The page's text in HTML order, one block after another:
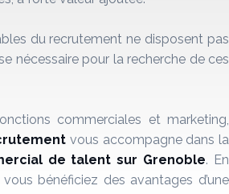
du recrutement ne disposent pas
nécessaire pour la recherche de ces
commerciales et marketing,
vous accompagne dans la
de talent sur Grenoble. En
bénéficiez des avantages d’une